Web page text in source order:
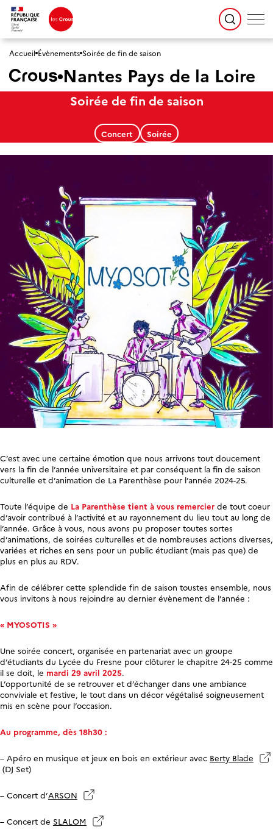
Accueil Évènements Soirée de fin de saison
Nantes Pays de la Loire
Soirée de fin de saison
Concert Soirée
C’est avec une certaine émotion que nous arrivons tout doucement
vers la fin de l’année universitaire et par conséquent la fin de saison
culturelle et d’animation de La Parenthèse pour l’année 2024-25.
Toute l’équipe de La Parenthèse tient à vous remercier de tout coeur
d’avoir contribué à l’activité et au rayonnement du lieu tout au long de
l’année. Grâce à vous, nous avons pu proposer toutes sortes
d’animations, de soirées culturelles et de nombreuses actions diverses,
variées et riches en sens pour un public étudiant (mais pas que) de
plus en plus au RDV.
Afin de célébrer cette splendide fin de saison toustes ensemble, nous
vous invitons à nous rejoindre au dernier évènement de l’année :
« MYOSOTIS »
Une soirée concert, organisée en partenariat avec un groupe
d’étudiants du Lycée du Fresne pour clôturer le chapitre 24-25 comme
il se doit, le mardi 29 avril 2025.
L’opportunité de se retrouver et d’échanger dans une ambiance
conviviale et festive, le tout dans un décor végétalisé soigneusement
mis en scène pour l’occasion.
Au programme, dès 18h30 :
– Apéro en musique et jeux en bois en extérieur avec Berty Blade
(DJ Set)
– Concert d’ARSON
– Concert de SLALOM